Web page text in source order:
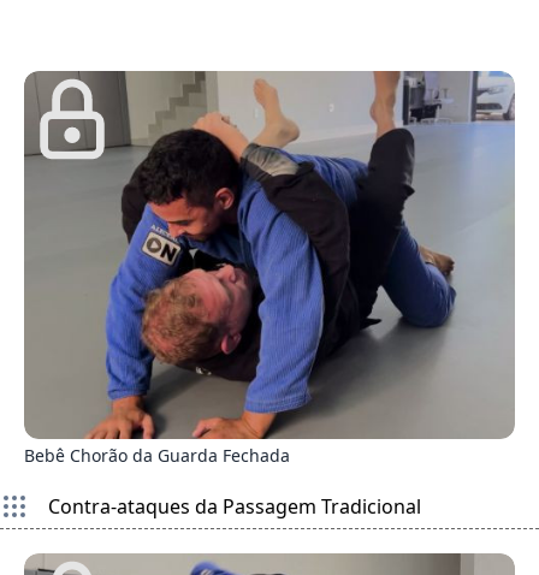
Bebê Chorão da Guarda Fechada
Contra-ataques da Passagem Tradicional